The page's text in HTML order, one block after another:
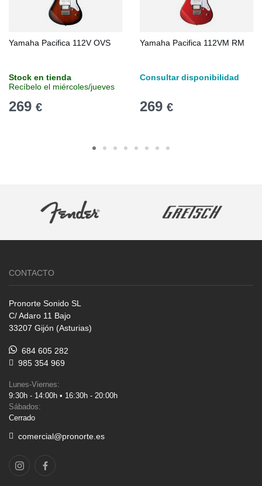
Yamaha Pacifica 112V OVS
Stock en tienda
Recíbelo el miércoles/jueves
269 €
Yamaha Pacifica 112VM RM
Consultar disponibilidad
269 €
CONTACTO
Pronorte Sonido SL
C/ Adaro 11 Bajo
33207 Gijón (Asturias)
684 605 282
985 354 969
Lunes-Viernes:
9:30h - 14:00h • 16:30h - 20:00h
Sábados:
Cerrado
comercial@pronorte.es